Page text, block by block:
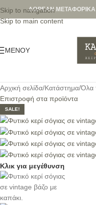
Skip to navigation
Skip to main content
ΔΩΡΕΑΝ ΜΕΤΑΦΟΡΙΚΑ
ΜΕΝΟΎ
Αρχική σελίδα/Κατάστημα/Όλα
Επιστροφή στα προϊόντα
SALE!
Κλικ για μεγέθυνση